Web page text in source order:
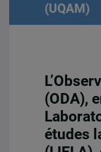
(UQAM)
(ODA),
études